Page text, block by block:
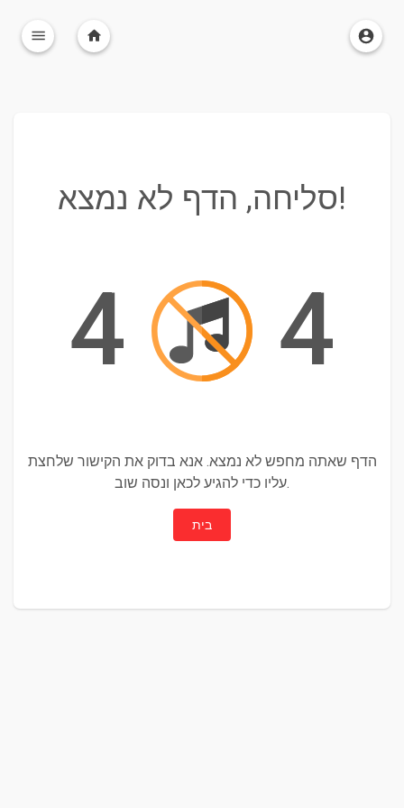
סליחה, הדף לא נמצא!
4 4
הדף שאתה מחפש לא נמצא. אנא בדוק את הקישור שלחצת
עליו כדי להגיע לכאן ונסה שוב.
בית